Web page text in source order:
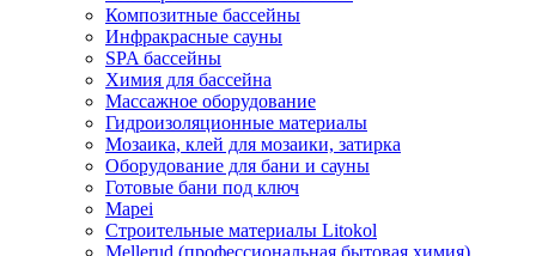
Композитные бассейны
Инфракрасные сауны
SPA бассейны
Химия для бассейна
Массажное оборудование
Гидроизоляционные материалы
Мозаика, клей для мозаики, затирка
Оборудование для бани и сауны
Готовые бани под ключ
Mapei
Строительные материалы Litokol
Mellerud (профессиональная бытовая химия)